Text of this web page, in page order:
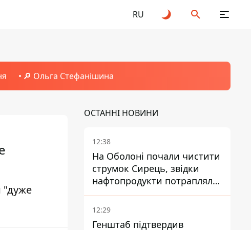
RU
🔎 Ольга Стефанішина
"дуже
ОСТАННІ НОВИНИ
12:38
На Оболоні почали чистити
струмок Сирець, звідки
нафтопродукти потрапляли
до озер
12:29
Генштаб підтвердив